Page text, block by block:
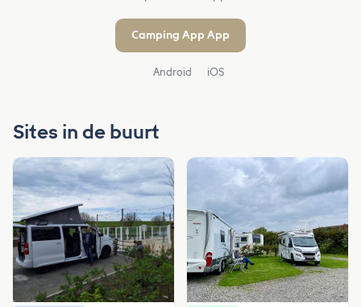
Camping App App
Android iOS
Sites in de buurt